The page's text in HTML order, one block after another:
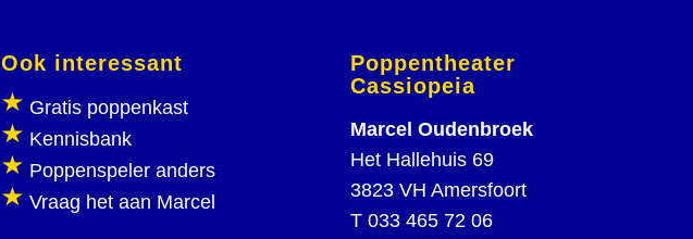
Ook interessant
Gratis poppenkast
Kennisbank
Poppenspeler anders
Vraag het aan Marcel
Poppentheater
Cassiopeia
Marcel Oudenbroek
Het Hallehuis 69
3823 VH Amersfoort
T 033 465 72 06